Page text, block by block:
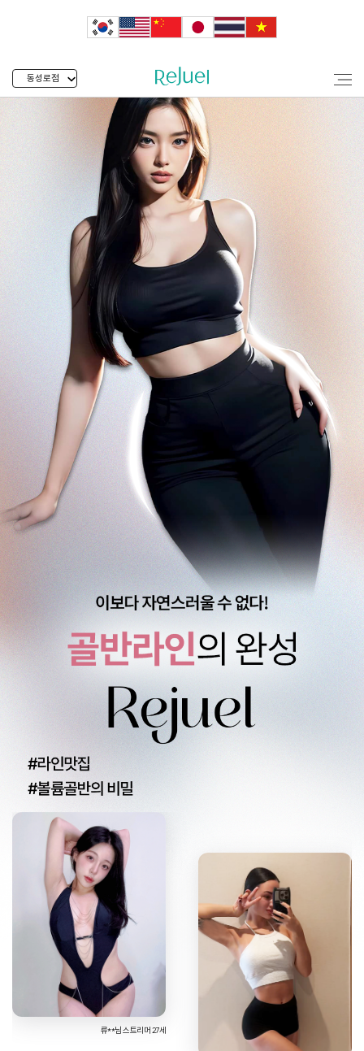
동성로점
동성로 골반필러 리쥬엘
나**님 스트리머 26세